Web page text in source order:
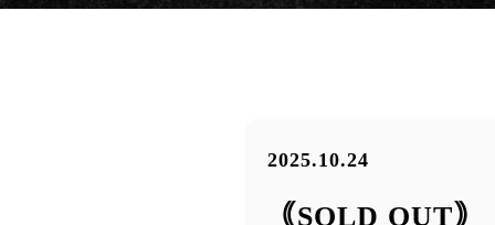
2025.10.24
｟SOLD OUT